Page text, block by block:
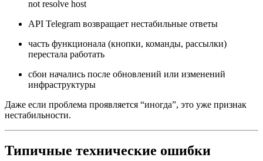
not resolve host
API Telegram возвращает нестабильные ответы
часть функционала (кнопки, команды, рассылки)
перестала работать
сбои начались после обновлений или изменений
инфраструктуры
Даже если проблема проявляется “иногда”, это уже признак
нестабильности.
Типичные технические ошибки